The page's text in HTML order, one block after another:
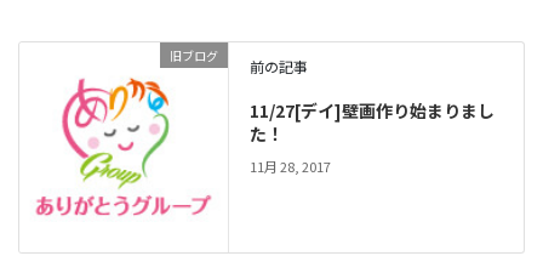
旧ブログ
前の記事
11/27[デイ]壁画作り始まりまし
た！
11月 28, 2017